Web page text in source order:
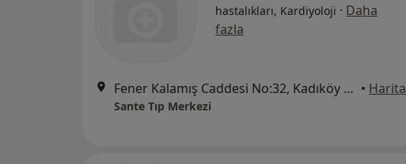
hastalıkları, Kardiyoloji · Daha
fazla
Fener Kalamış Caddesi No:32, Kadıköy / İstanbul, Kadıköy • Harita
Sante Tıp Merkezi